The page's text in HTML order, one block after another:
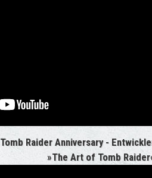
Tomb Raider Anniversary -
»The Art of Tomb